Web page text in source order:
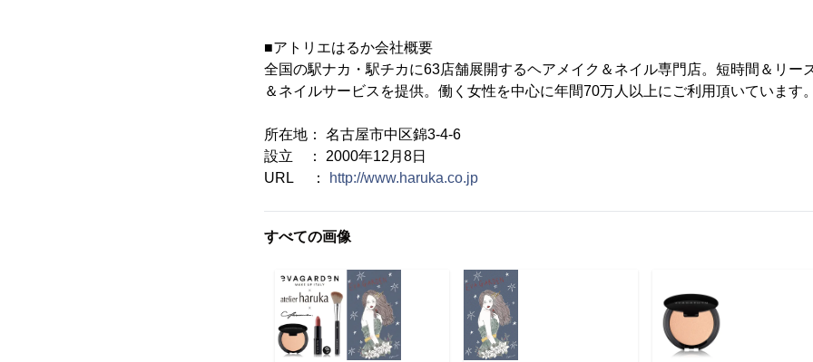
■アトリエはるか会社概要
全国の駅ナカ・駅チカに63店舗展開するヘアメイク＆ネイル専門店。短時間＆リー
＆ネイルサービスを提供。働く女性を中心に年間70万人以上にご利用頂いています
所在地： 名古屋市中区錦3-4-6
設立 ： 2000年12月8日
URL ：
http://www.haruka.co.jp
すべての画像